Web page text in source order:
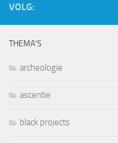
VOLG:
THEMA’S
archeologie
ascentie
black projects